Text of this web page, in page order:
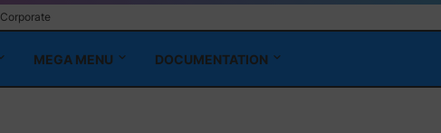
Corporate
MEGA MENU DOCUMENTATION